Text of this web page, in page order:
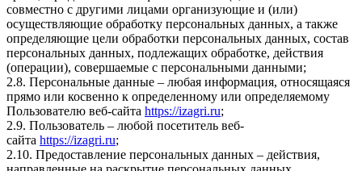
совместно с другими лицами организующие и (или)
осуществляющие обработку персональных данных, а также
определяющие цели обработки персональных данных, состав
персональных данных, подлежащих обработке, действия
(операции), совершаемые с персональными данными;
2.8. Персональные данные – любая информация, относящаяся
прямо или косвенно к определенному или определяемому
Пользователю веб-сайта https://izagri.ru;
2.9. Пользователь – любой посетитель веб-
сайта https://izagri.ru;
2.10. Предоставление персональных данных – действия,